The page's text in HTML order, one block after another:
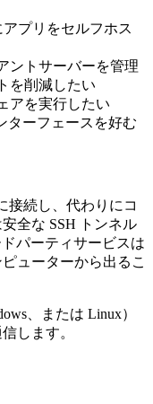
アプリをセルフホス
ントサーバーを管理
を削減したい
アを実行したい
ターフェースを好む
接続し、代わりにコ
全な SSH トンネル
パーティサービスは
ューターから出るこ
、または Linux）
します。